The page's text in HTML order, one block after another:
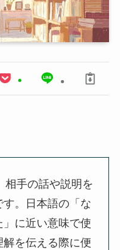
相手の話や説明を
。日本語の「な
に近い意味で使
を伝える際に便